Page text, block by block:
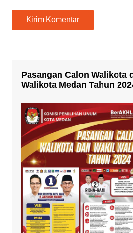
Pasangan Calon Walikota
Walikota Medan Tahun